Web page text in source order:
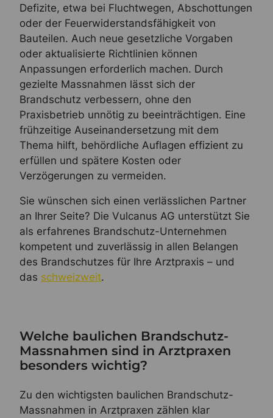
Defizite, etwa bei Fluchtwegen, Abschottungen
oder der Feuerwiderstandsfähigkeit von
Bauteilen. Auch neue gesetzliche Vorgaben
oder aktualisierte Richtlinien können
Anpassungen erforderlich machen. Durch
gezielte Massnahmen lässt sich der
Brandschutz verbessern, ohne den
Praxisbetrieb unnötig zu beeinträchtigen. Eine
frühzeitige Auseinandersetzung mit dem
Thema hilft, behördliche Auflagen effizient zu
erfüllen und spätere Kosten oder
Verzögerungen zu vermeiden.
Sie wünschen sich einen verlässlichen Partner
an Ihrer Seite? Die Vulcanus AG unterstützt Sie
als erfahrenes Brandschutz-Unternehmen
kompetent und zuverlässig in allen Belangen
des Brandschutzes für Ihre Arztpraxis – und
das schweizweit.
Welche baulichen Brandschutz-
Massnahmen sind in Arztpraxen
besonders wichtig?
Zu den wichtigsten baulichen Brandschutz-
Massnahmen in Arztpraxen zählen klar